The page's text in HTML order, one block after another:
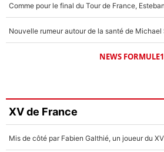
NEWS FORMULE1
XV de France